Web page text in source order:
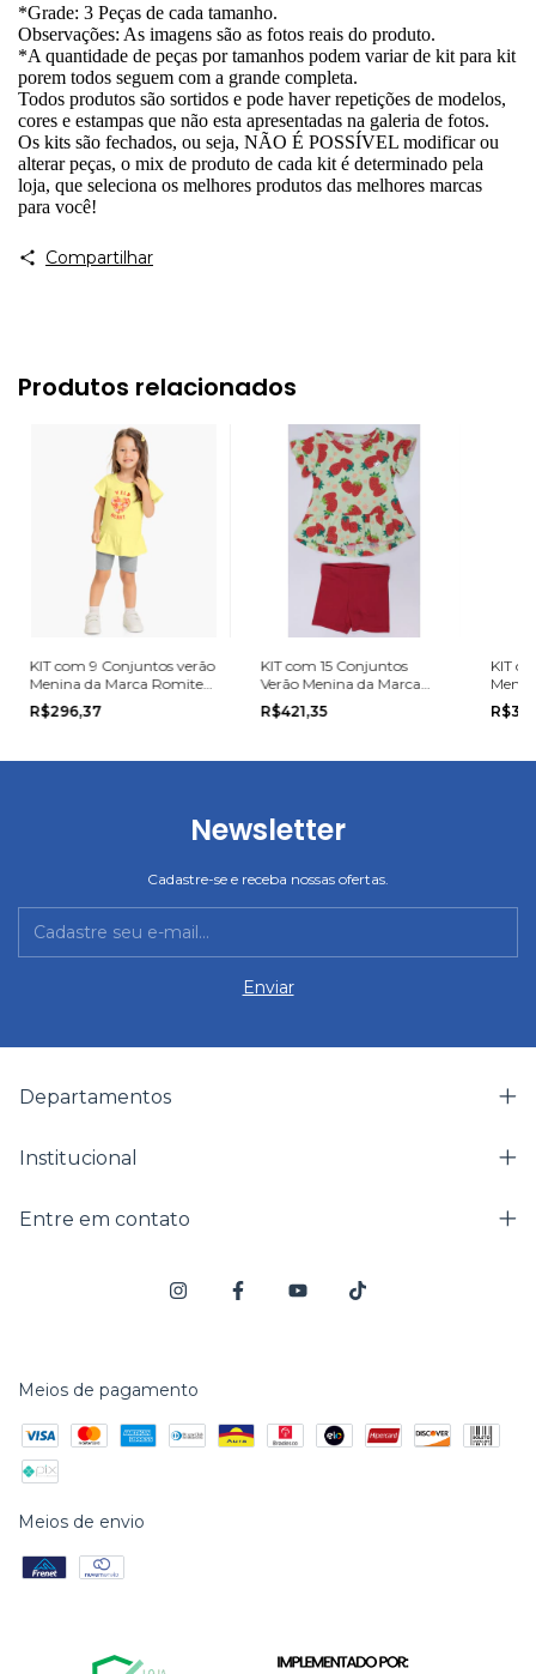
*Grade: 3 Peças de cada tamanho.
Observações: As imagens são as fotos reais do produto.
*A quantidade de peças por tamanhos podem variar de kit para kit
porem todos seguem com a grande completa.
Todos produtos são sortidos e pode haver repetições de modelos,
cores e estampas que não esta apresentadas na galeria de fotos.
Os kits são fechados, ou seja, NÃO É POSSÍVEL modificar ou
alterar peças, o mix de produto de cada kit é determinado pela
loja, que seleciona os melhores produtos das melhores marcas
para você!
Compartilhar
Produtos relacionados
KIT com 9 Conjuntos verão
Menina da Marca Romitex
na grade do 1 ao 3.
R$296,37
KIT com 15 Conjuntos
Verão Menina da Marca
Elian na grade do P ao G.
R$421,35
KIT
do 4
Newsletter
Cadastre-se e receba nossas ofertas.
Departamentos
Institucional
Entre em contato
Meios de pagamento
Meios de envio